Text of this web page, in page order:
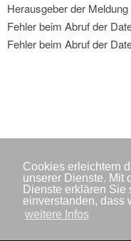
Cookies erleichtern
unserer Dienste. Mit
Dienste erklären Sie
einverstanden, dass
weitere Infos
Herausgeber der
Fehler beim Abruf der
Fehler beim Abruf der
Partner
Impressum
Datenschutzerklärung